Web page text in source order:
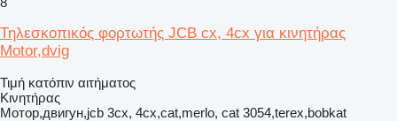
Τηλεσκοπικός φορτωτής JCB cx, 4cx για κινητήρας
Motor,dvig
Τιμή κατόπιν αιτήματος
Κινητήρας
Мотор,двигун,jcb 3cx, 4cx,cat,merlo, cat 3054,terex,bobkat